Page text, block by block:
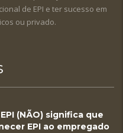
de EPI e ter sucesso em
ou privado.
(NÃO) significa que
EPI ao empregado